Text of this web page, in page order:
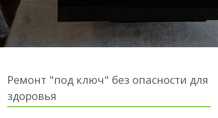
Ремонт "под ключ" без опасности для
здоровья